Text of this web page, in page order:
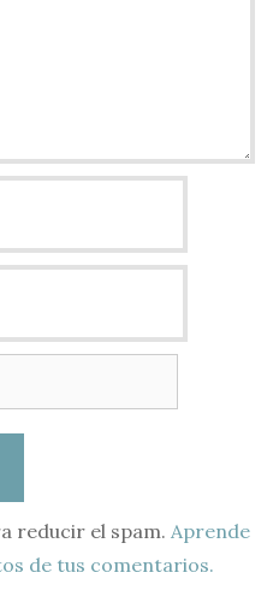
reducir el spam. Aprende
de tus comentarios.